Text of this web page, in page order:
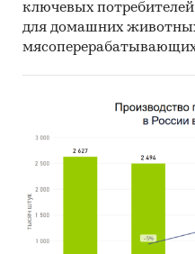
ключевых
для домашних